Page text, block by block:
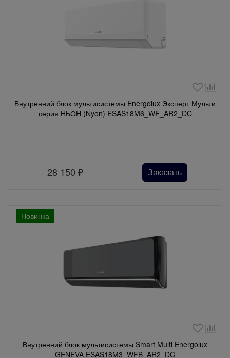
Внутренний блок мультисистемы Energolux Эксперт Мульти
серия НЬОН (Nyon) ESAS18M6_WF_AR2_DC
28 150₽ Заказать
Новинка
Внутренний блок мультисистемы Smart Multi Energolux
GENEVA ESAS18M3_WFB_AR2_DC